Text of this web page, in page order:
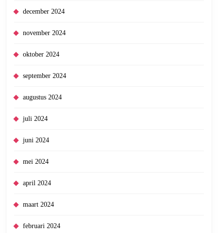
december 2024
november 2024
oktober 2024
september 2024
augustus 2024
juli 2024
juni 2024
mei 2024
april 2024
maart 2024
februari 2024